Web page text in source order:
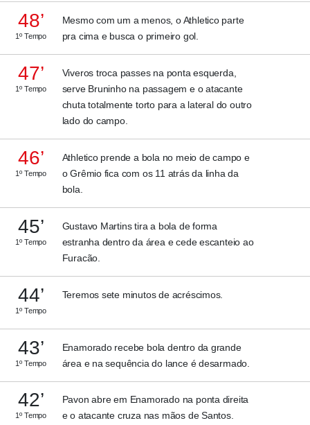
48’
1º Tempo
Mesmo com um a menos, o Athletico parte
pra cima e busca o primeiro gol.
47’
1º Tempo
Viveros troca passes na ponta esquerda,
serve Bruninho na passagem e o atacante
chuta totalmente torto para a lateral do outro
lado do campo.
46’
1º Tempo
Athletico prende a bola no meio de campo e
o Grêmio fica com os 11 atrás da linha da
bola.
45’
1º Tempo
Gustavo Martins tira a bola de forma
estranha dentro da área e cede escanteio ao
Furacão.
44’
1º Tempo
Teremos sete minutos de acréscimos.
43’
1º Tempo
Enamorado recebe bola dentro da grande
área e na sequência do lance é desarmado.
42’
1º Tempo
Pavon abre em Enamorado na ponta direita
e o atacante cruza nas mãos de Santos.